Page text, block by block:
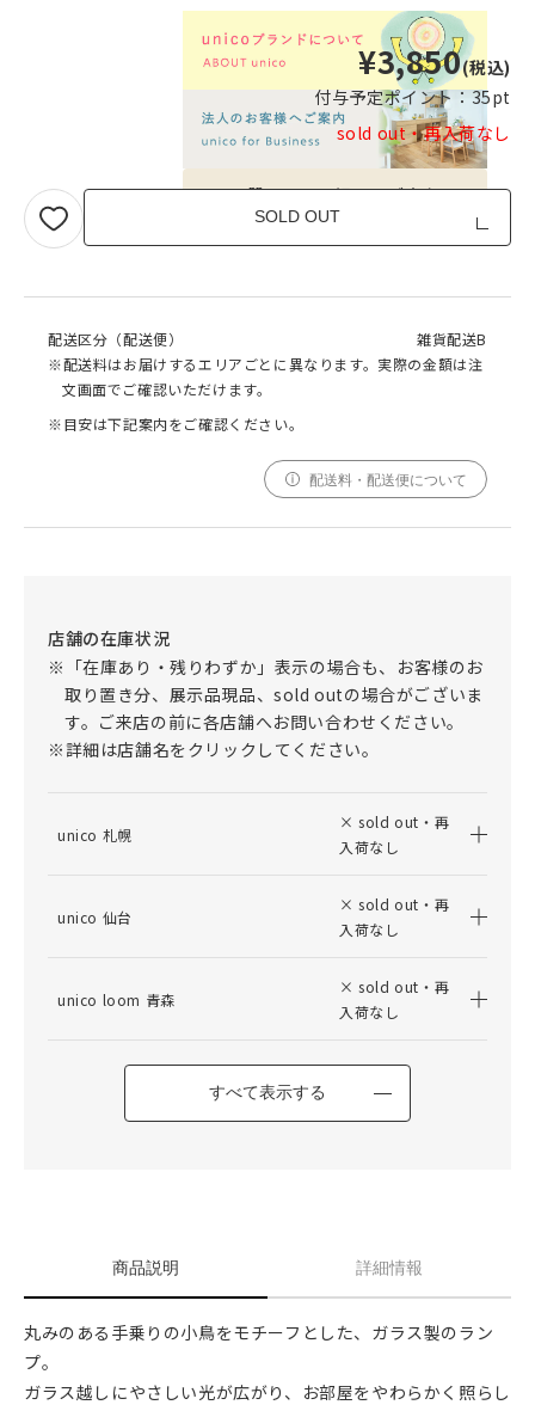
品質への取り組みのご案内
商品説明 詳細情報
丸みのある手乗りの小鳥をモチーフとした、ガラス製のラン
プ。
ガラス越しにやさしい光が広がり、お部屋をやわらかく照らし
¥3,850(税込)
付与予定ポイント：35pt
sold out・再入荷なし
SOLD OUT
配送区分（配送便）
雑貨配送B
※配送料はお届けするエリアごとに異なります。実際の金額は注
文画面でご確認いただけます。
※目安は下記案内をご確認ください。
配送料・配送便について
店舗の在庫状況
※「在庫あり・残りわずか」表示の場合も、お客様のお
取り置き分、展示品現品、sold outの場合がございま
す。ご来店の前に各店舗へお問い合わせください。
※詳細は店舗名をクリックしてください。
unico 札幌
× sold out・再
入荷なし
unico 仙台
× sold out・再
入荷なし
unico loom 青森
× sold out・再
入荷なし
すべて表示する